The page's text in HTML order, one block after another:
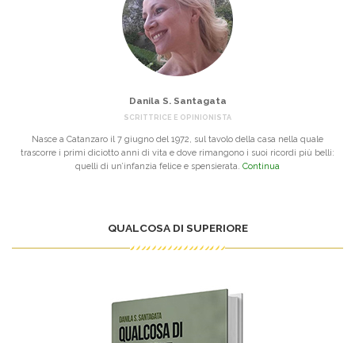
Danila S. Santagata
SCRITTRICE E OPINIONISTA
Nasce a Catanzaro il 7 giugno del 1972, sul tavolo della casa nella quale
trascorre i primi diciotto anni di vita e dove rimangono i suoi ricordi più belli:
quelli di un’infanzia felice e spensierata. Continua
QUALCOSA DI SUPERIORE